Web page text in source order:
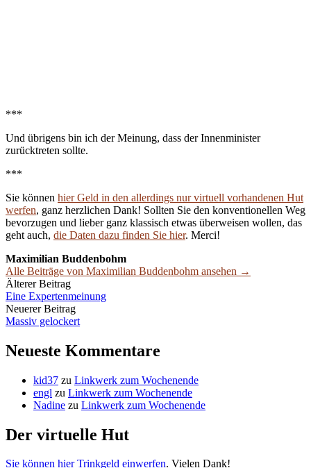
***
Und übrigens bin ich der Meinung, dass der Innenminister
zurücktreten sollte.
***
Sie können hier Geld in den allerdings nur virtuell vorhandenen Hut
werfen, ganz herzlichen Dank! Sollten Sie den konventionellen Weg
bevorzugen und lieber ganz klassisch etwas überweisen wollen, das
geht auch, die Daten dazu finden Sie hier. Merci!
Maximilian Buddenbohm
Alle Beiträge von Maximilian Buddenbohm ansehen →
Beitrags-
Navigation
Älterer Beitrag
Eine Expertenmeinung
Neuerer Beitrag
Massiv gelockert
Neueste Kommentare
kid37 zu Linkwerk zum Wochenende
engl zu Linkwerk zum Wochenende
Nadine zu Linkwerk zum Wochenende
Der virtuelle Hut
Sie können hier Trinkgeld einwerfen. Vielen Dank!